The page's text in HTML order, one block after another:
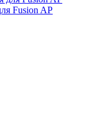
Fusion AP